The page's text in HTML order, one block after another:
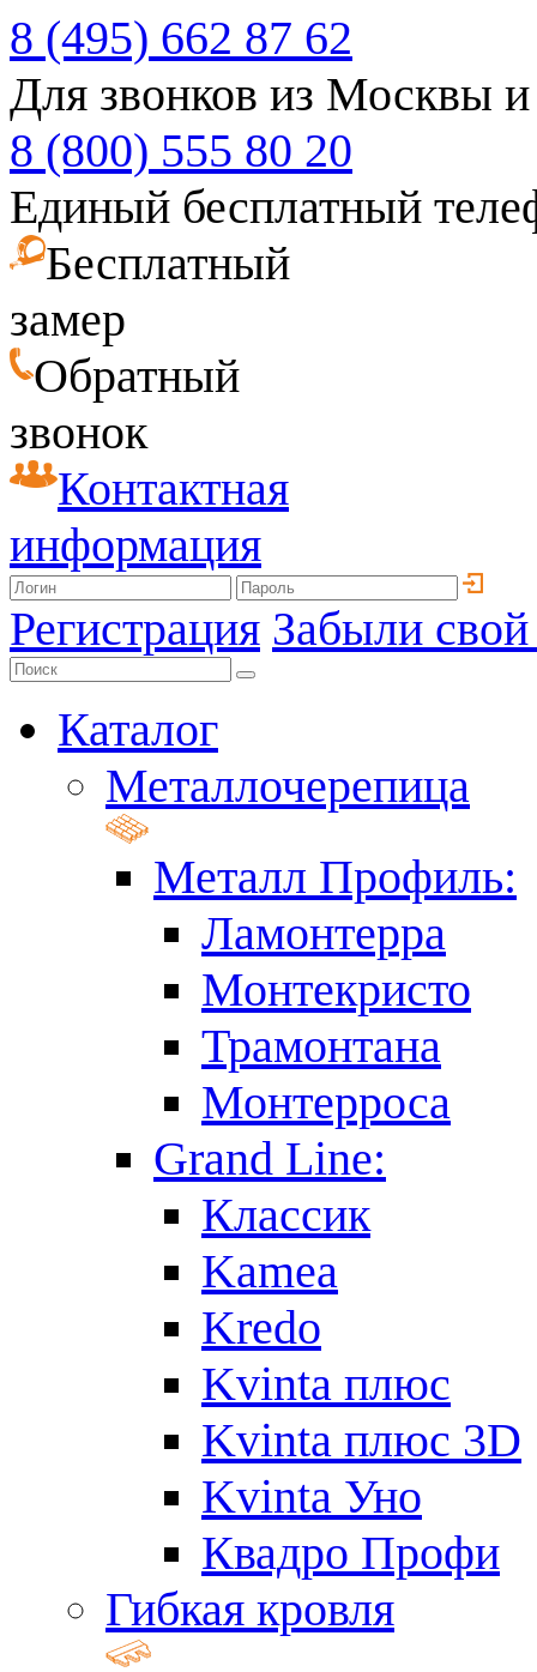
8 (495) 662 87 62
Для звонков из Москвы
8 (800) 555 80 20
Единый бесплатный
Бесплатный
замер
Обратный
звонок
Контактная
информация
Регистрация Забыли
Каталог
Металлочерепица
Металл Профиль:
Ламонтерра
Монтекристо
Трамонтана
Монтерроса
Grand Line:
Классик
Kamea
Kredo
Kvinta плюс
Kvinta плюс 3D
Kvinta Уно
Квадро Профи
Гибкая кровля